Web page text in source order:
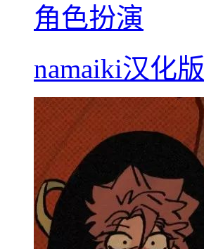
角色扮演
namaiki汉化版